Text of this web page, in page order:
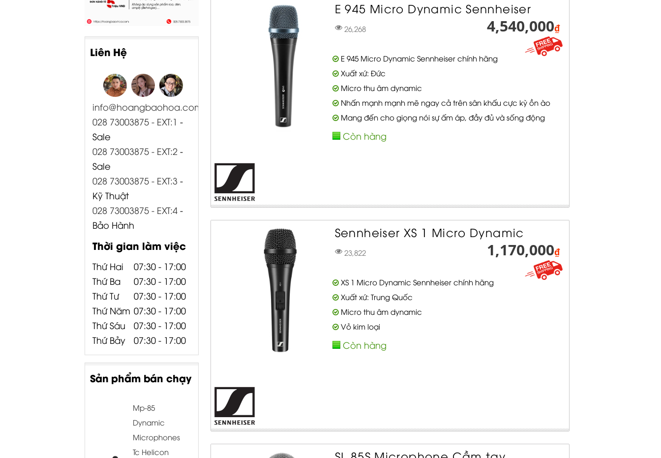
Liên Hệ
info@hoangbaohoa.com
028 73003875 - EXT:1 -
Sale
028 73003875 - EXT:2 -
Sale
028 73003875 - EXT:3 -
Kỹ Thuật
028 73003875 - EXT:4 -
Bảo Hành
Thời gian làm việc
Thứ Hai
07:30 - 17:00
Thứ Ba
07:30 - 17:00
Thứ Tư
07:30 - 17:00
Thứ Năm 07:30 - 17:00
Thứ Sáu
07:30 - 17:00
Thứ Bảy
07:30 - 17:00
Sản phẩm bán chạy
Mp-85
Dynamic
Microphones
Tc Helicon
E 945 Micro Dynamic Sennheiser
26,268 4,540,000₫
E 945 Micro Dynamic Sennheiser chính hãng
Xuất xứ: Đức
Micro thu âm dynamic
Nhấn mạnh mạnh mẽ ngay cả trên sân khấu cực kỳ ồn ào
Mang đến cho giọng nói sự ấm áp, đầy đủ và sống động
Còn hàng
Sennheiser XS 1 Micro Dynamic
23,822 1,170,000₫
XS 1 Micro Dynamic Sennheiser chính hãng
Xuất xứ: Trung Quốc
Micro thu âm dynamic
Vỏ kim loại
Còn hàng